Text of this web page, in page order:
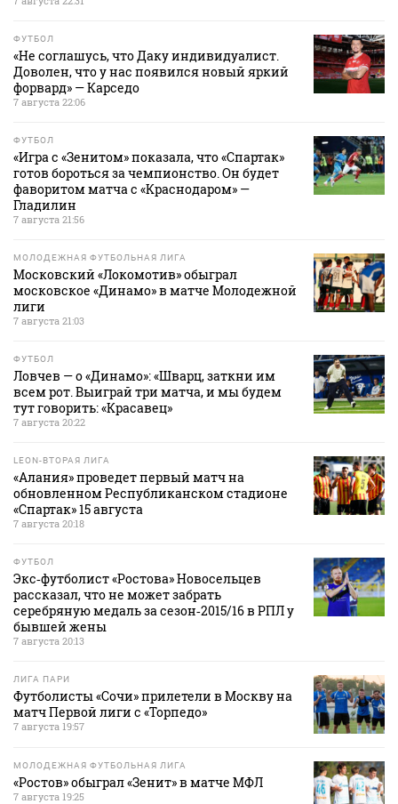
ФУТБОЛ
«Не соглашусь, что Даку индивидуалист.
Доволен, что у нас появился новый яркий
форвард» — Карседо
7 августа 22:06
ФУТБОЛ
«Игра с «Зенитом» показала, что «Спартак»
готов бороться за чемпионство. Он будет
фаворитом матча с «Краснодаром» —
Гладилин
7 августа 21:56
МОЛОДЕЖНАЯ ФУТБОЛЬНАЯ ЛИГА
Московский «Локомотив» обыграл
московское «Динамо» в матче Молодежной
лиги
7 августа 21:03
ФУТБОЛ
Ловчев — о «Динамо»: «Шварц, заткни им
всем рот. Выиграй три матча, и мы будем
тут говорить: «Красавец»
7 августа 20:22
LEON-ВТОРАЯ ЛИГА
«Алания» проведет первый матч на
обновленном Республиканском стадионе
«Спартак» 15 августа
7 августа 20:18
ФУТБОЛ
Экс‑футболист «Ростова» Новосельцев
рассказал, что не может забрать
серебряную медаль за сезон‑2015/16 в РПЛ у
бывшей жены
7 августа 20:13
ЛИГА ПАРИ
Футболисты «Сочи» прилетели в Москву на
матч Первой лиги с «Торпедо»
7 августа 19:57
МОЛОДЕЖНАЯ ФУТБОЛЬНАЯ ЛИГА
«Ростов» обыграл «Зенит» в матче МФЛ
7 августа 19:25